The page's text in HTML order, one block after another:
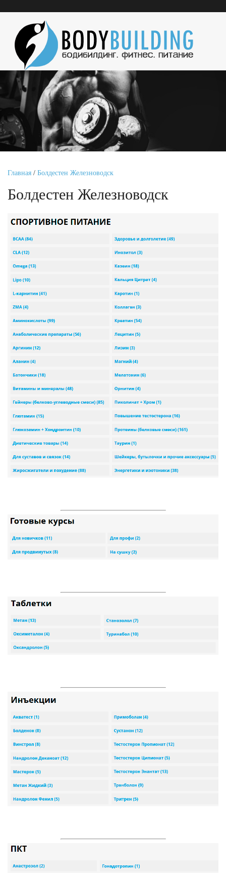
Главная / Болдестен Железноводск
Болдестен Железноводск